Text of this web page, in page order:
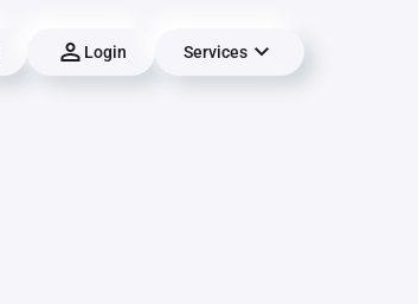
Login Services